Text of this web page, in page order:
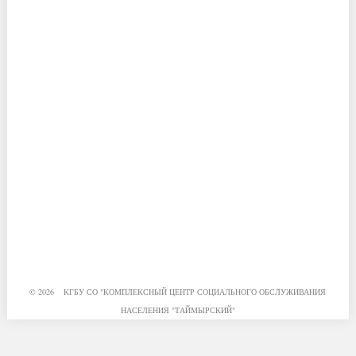
© 2026 КГБУ СО "КОМПЛЕКСНЫЙ ЦЕНТР СОЦИАЛЬНОГО ОБСЛУЖИВАНИЯ
НАСЕЛЕНИЯ "ТАЙМЫРСКИЙ"